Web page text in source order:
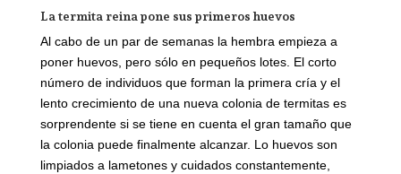
La termita reina pone sus primeros huevos
Al cabo de un par de semanas la hembra empieza a
poner huevos, pero sólo en pequeños lotes. El corto
número de individuos que forman la primera cría y el
lento crecimiento de una nueva colonia de termitas es
sorprendente si se tiene en cuenta el gran tamaño que
la colonia puede finalmente alcanzar. Lo huevos son
limpiados a lametones y cuidados constantemente,